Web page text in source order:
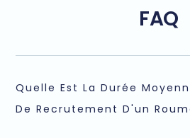
FAQ
Quelle Est La Durée
De Recrutement D'un